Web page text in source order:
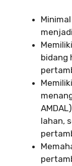
bidang
lahan,